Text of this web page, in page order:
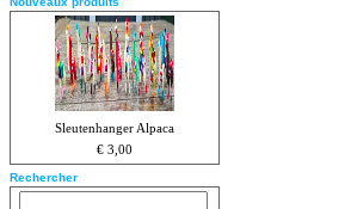
Sleutenhanger Alpaca
€ 3,00
Rechercher